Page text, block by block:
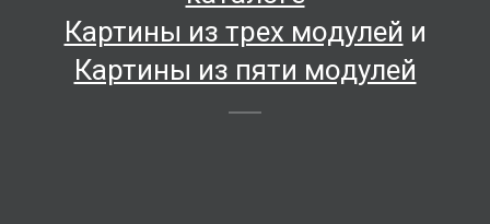
Картины из трех модулей и
Картины из пяти модулей